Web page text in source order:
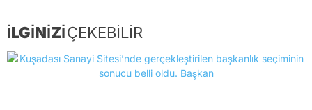
İLGİNİZİÇEKEBİLİR